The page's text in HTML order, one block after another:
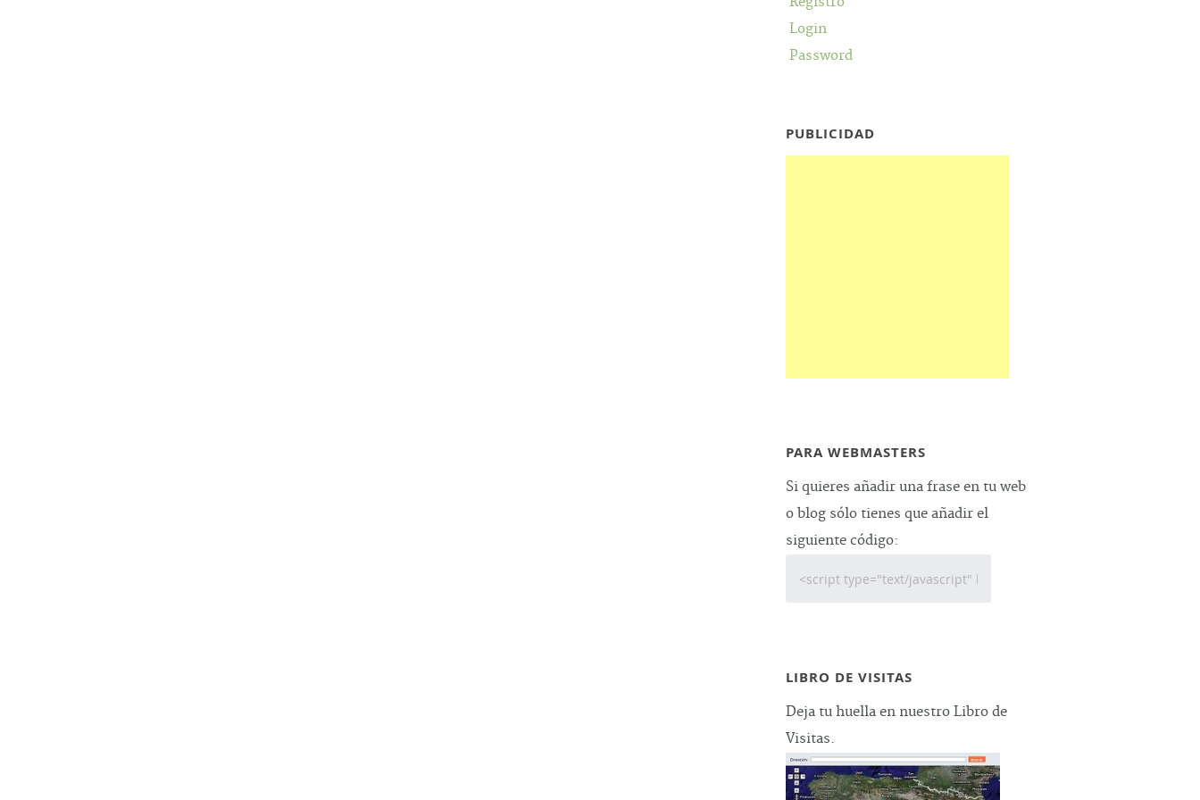
Login
Password
PUBLICIDAD
PARA WEBMASTERS
Si quieres añadir una frase en tu web
o blog sólo tienes que añadir el
siguiente código:
LIBRO DE VISITAS
Deja tu huella en nuestro Libro de
Visitas.